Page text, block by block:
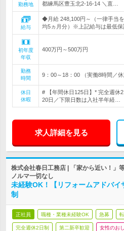
勤務地
都練馬区豊玉北2-16-14 ＼直…
給与
◆月給 248,100円～（一律手当
均5ヵ月分）※上記給与は最低保
初年度
年収
400万円～500万円
勤務
時間
9：00～18：00 （実働8時間／
休日
休暇
# 【年間休日125日】* 完全週休
20日／下限日数は入社半年経…
求人詳細を見る
株式会社春日工務店 | 「家から近い！」
ノルマ一切なし
未経験OK！【リフォームアドバイ
制
正社員 職種・業種未経験OK 急募
完全週休2日制 第二新卒歓迎 女性のお